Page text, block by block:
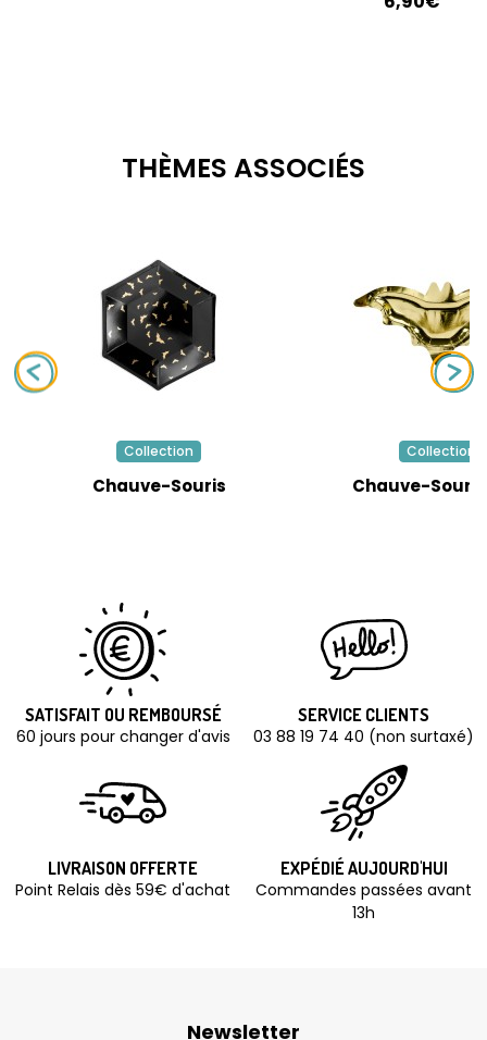
THÈMES ASSOCIÉS
Collection
Chauve-Souris
Collection
Chauve-
SATISFAIT OU REMBOURSÉ
60 jours pour changer d'avis
SERVICE CLIENTS
03 88 19 74 40 (non surtaxé)
LIVRAISON OFFERTE
Point Relais dès 59€ d'achat
EXPÉDIÉ AUJOURD'HUI
Commandes passées avant
13h
Newsletter